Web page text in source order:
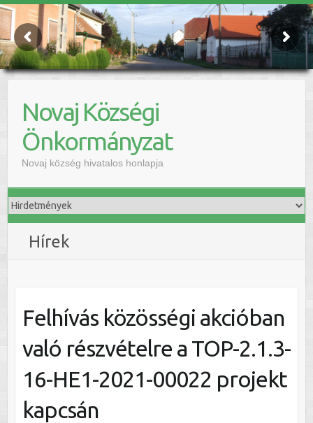
Novaj Községi
Önkormányzat
Novaj község hivatalos honlapja
Hírek
Felhívás közösségi akcióban
való részvételre a TOP-2.1.3-
16-HE1-2021-00022 projekt
kapcsán